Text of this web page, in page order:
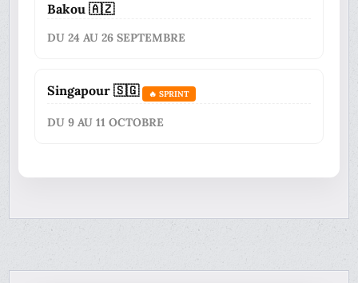
Bakou 🇦🇿
DU 24 AU 26 SEPTEMBRE
Singapour 🇸🇬 🔥 SPRINT
DU 9 AU 11 OCTOBRE